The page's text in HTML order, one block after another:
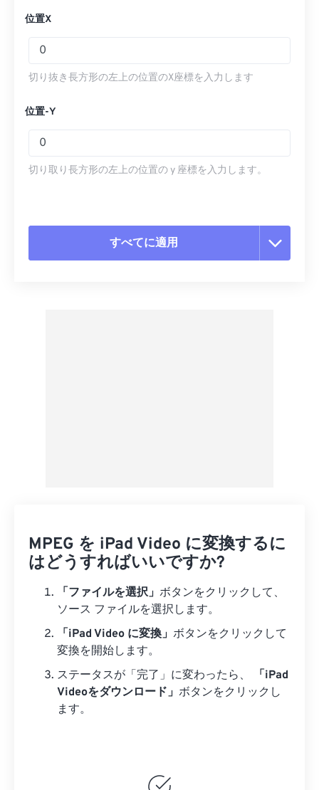
位置X
切り抜き長方形の左上の位置のX座標を入力します
位置-Y
切り取り長方形の左上の位置の y 座標を入力します。
すべてに適用
MPEG を iPad Video に変換するに
はどうすればいいですか?
「ファイルを選択」 ボタンをクリックして、
ソース ファイルを選択します。
「iPad Video に変換」 ボタンをクリックして
変換を開始します。
ステータスが「完了」に変わったら、
「iPad
Videoをダウンロード」 ボタンをクリックし
ます。